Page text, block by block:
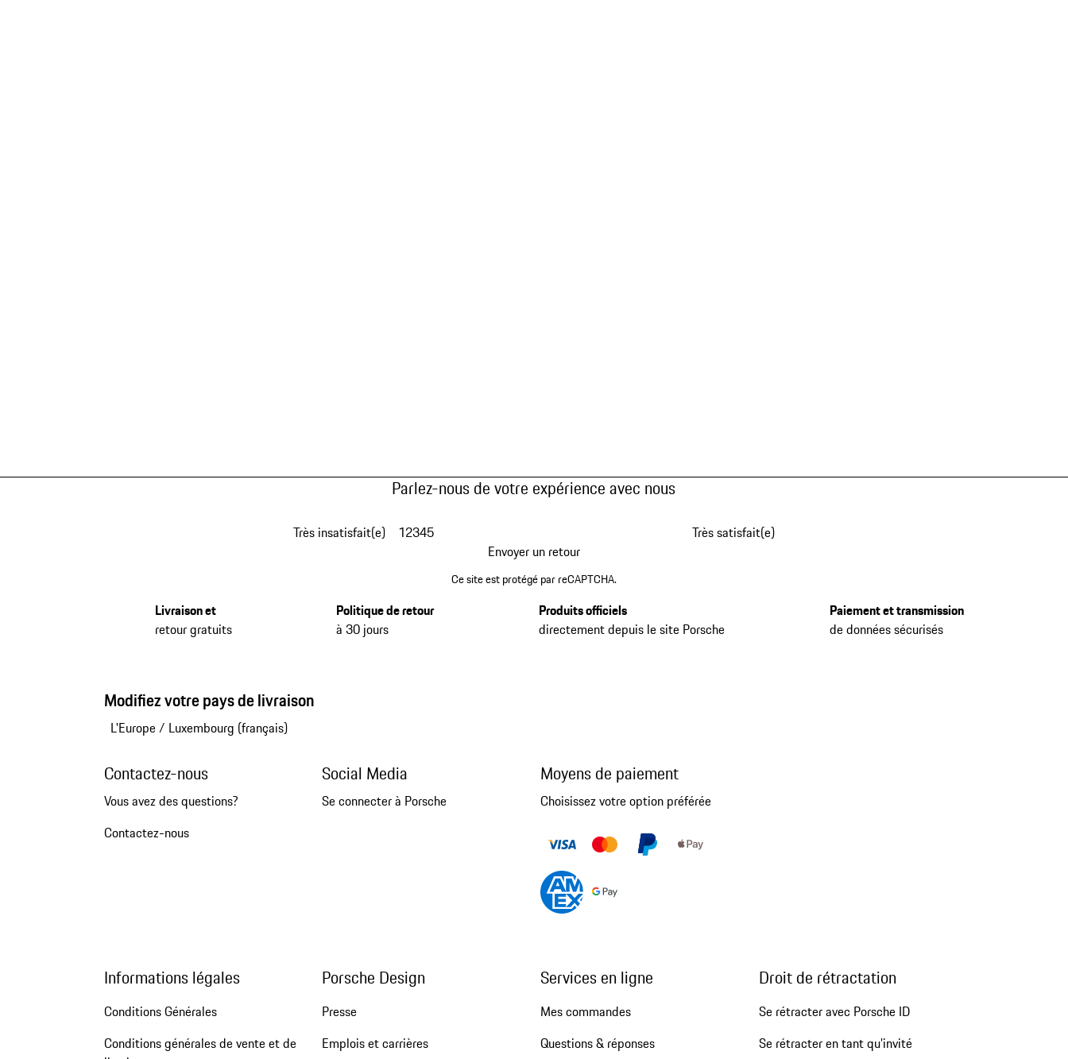
Parlez-nous de votre expérience avec nous
Très insatisfait(e) 12345
Très satisfait(e)
Envoyer un retour
Ce site est protégé par reCAPTCHA.
Livraison et
retour gratuits
Politique de retour
à 30 jours
Produits officiels
directement depuis le site Porsche
Paiement et transmission
de données sécurisés
Modifiez votre pays de livraison
L'Europe/ Luxembourg (français)
Contactez-nous
Vous avez des questions?
Contactez-nous
Social Media
Se connecter à Porsche
Moyens de paiement
Choisissez votre option préférée
Informations légales
Conditions Générales
Conditions générales de vente et de
Porsche Design
Presse
Emplois et carrières
Services en ligne
Mes commandes
Questions & réponses
Droit de rétractation
Se rétracter avec Porsche ID
Se rétracter en tant qu’invité